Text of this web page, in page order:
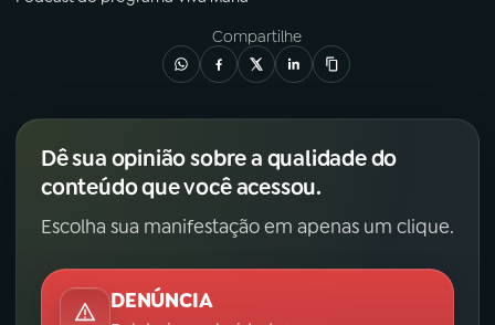
Compartilhe
Dê sua opinião sobre a qualidade do
conteúdo que você acessou.
Escolha sua manifestação em apenas um clique.
DENÚNCIA